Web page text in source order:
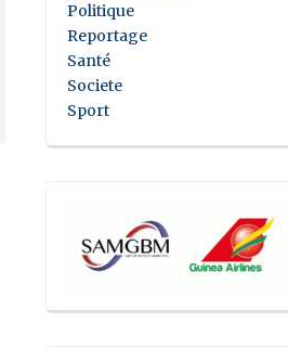
Politique
Reportage
Santé
Societe
Sport